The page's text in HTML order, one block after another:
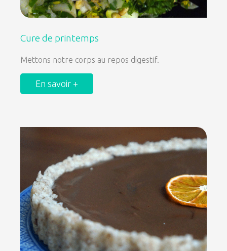
Cure de printemps
Mettons notre corps au repos digestif.
En savoir +